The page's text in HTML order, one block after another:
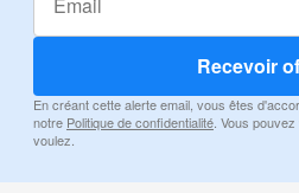
Recevoir
En créant cette alerte email, vous êtes
notre Politique de confidentialité. Vous
voulez.